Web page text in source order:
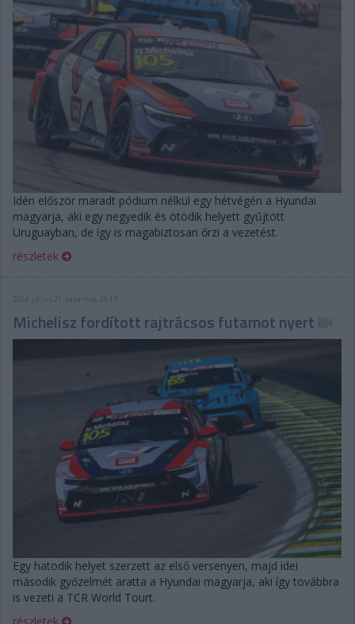
Idén először maradt pódium nélkül egy hétvégén a Hyundai
magyarja, aki egy negyedik és ötödik helyett gyűjtött
Uruguayban, de így is magabiztosan őrzi a vezetést.
részletek
2024. július 21. vasárnap, 20:17
Michelisz fordított rajtrácsos futamot nyert
Egy hatodik helyet szerzett az első versenyen, majd idei
második győzelmét aratta a Hyundai magyarja, aki így továbbra
is vezeti a TCR World Tourt.